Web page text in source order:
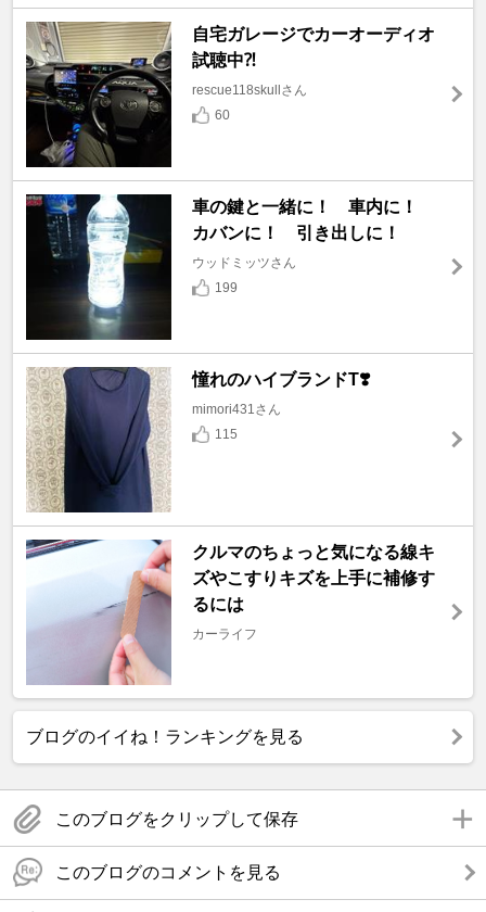
自宅ガレージでカーオーディオ
試聴中⁈
rescue118skullさん
60
車の鍵と一緒に！ 車内に！
カバンに！ 引き出しに！
ウッドミッツさん
199
憧れのハイブランドT❣️
mimori431さん
115
クルマのちょっと気になる線キ
ズやこすりキズを上手に補修す
るには
カーライフ
ブログのイイね！ランキングを見る
このブログをクリップして保存
このブログのコメントを見る